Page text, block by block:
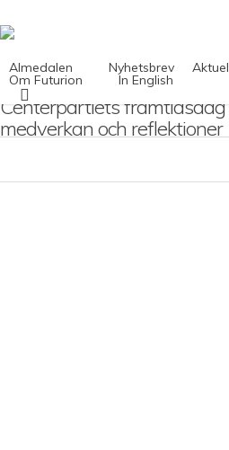
to
content
Almedalen Nyhetsbrev
Om Futurion In English
Centerpartiets
medverkan och reflektioner